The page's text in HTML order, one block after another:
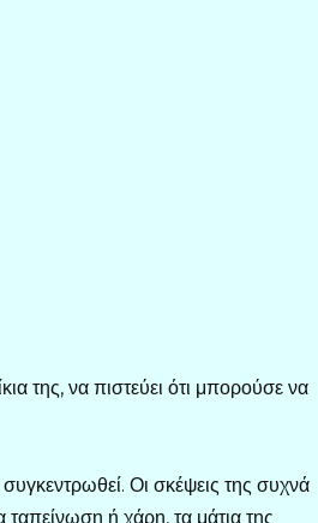
της, να πιστεύει ότι μπορούσε να
Οι σκέψεις της συχνά
ή χάρη, τα μάτια της